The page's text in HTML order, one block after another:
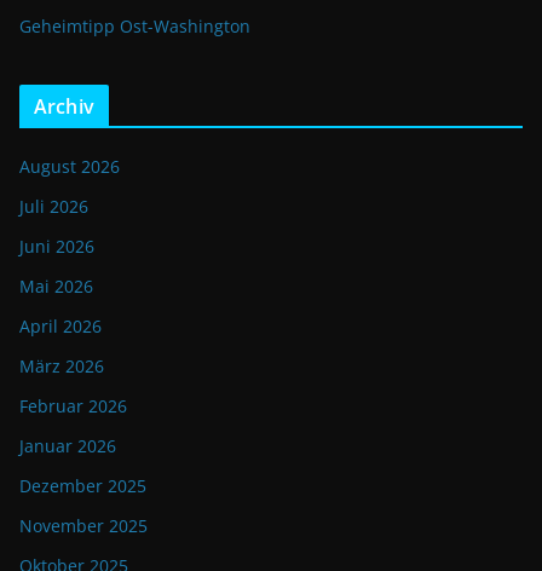
Geheimtipp Ost-Washington
Archiv
August 2026
Juli 2026
Juni 2026
Mai 2026
April 2026
März 2026
Februar 2026
Januar 2026
Dezember 2025
November 2025
Oktober 2025